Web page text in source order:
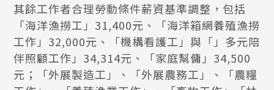
其餘工作者合理勞動條件薪資基準調整，包括
「海洋漁撈工」31,400元、「海洋箱網養殖漁撈
工作」32,000元、「機構看護工」與「」多元陪
伴照顧工作」34,314元、「家庭幫傭」34,500
元；「外展製造工」、「外展農務工」、「農糧